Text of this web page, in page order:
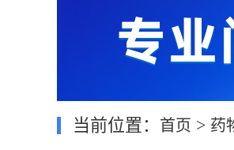
当前位置： 首页 > 药